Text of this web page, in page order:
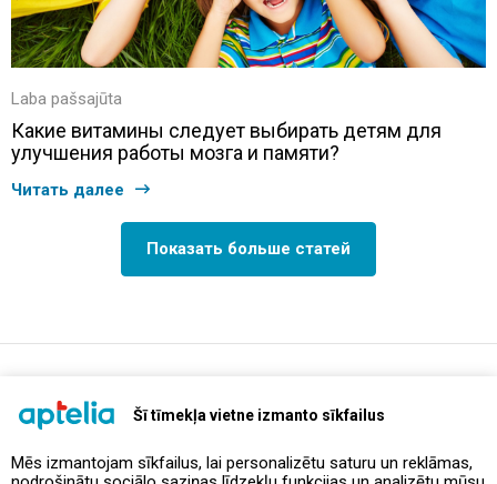
Šī tīmekļa vietne izmanto sīkfailus
Mēs izmantojam sīkfailus, lai personalizētu saturu un reklāmas,
Laba pašsajūta
Какие витамины следует выбирать детям для
улучшения работы мозга и памяти?
Читать далее
Показать больше статей